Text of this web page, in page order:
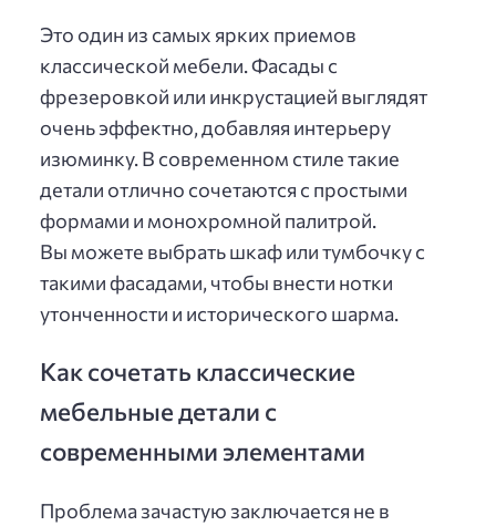
Это один из самых ярких приемов
классической мебели. Фасады с
фрезеровкой или инкрустацией выглядят
очень эффектно, добавляя интерьеру
изюминку. В современном стиле такие
детали отлично сочетаются с простыми
формами и монохромной палитрой.
Вы можете выбрать шкаф или тумбочку с
такими фасадами, чтобы внести нотки
утонченности и исторического шарма.
Как сочетать классические
мебельные детали с
современными элементами
Проблема зачастую заключается не в